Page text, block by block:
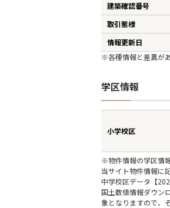
建築確認番号
取引態様
情報更新日
※各種情報と差異が
学区情報
小学校区
※物件情報の学区情
当サイト物件情報に
中学校区データ【
国土数値情報ダウン
象となりますので、